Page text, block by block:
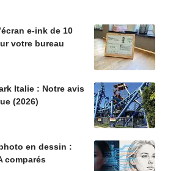
e-ink de 10
votre bureau
Italie : Notre avis
(2026)
en dessin :
comparés